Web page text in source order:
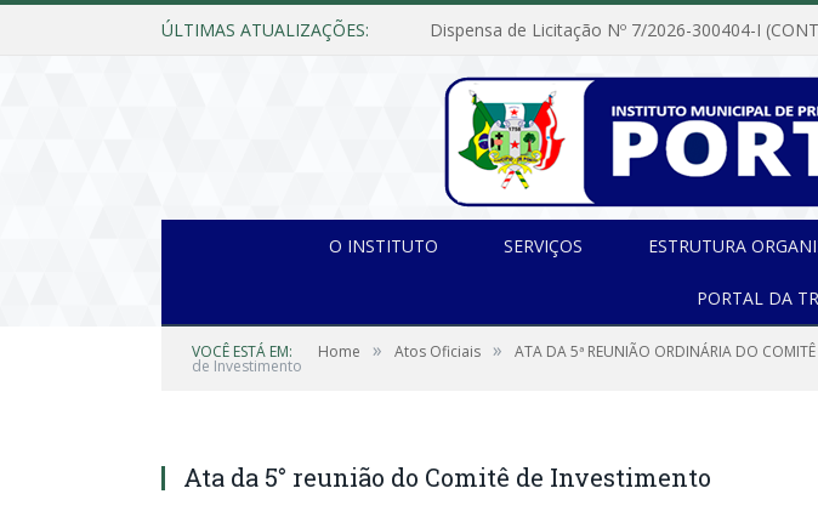
ÚLTIMAS ATUALIZAÇÕES:
O INSTITUTO SERVIÇOS ESTRUTURA
PORTAL DA
VOCÊ ESTÁ EM: Home » Atos Oficiais » ATA DA 5ª REUNIÃO ORDINÁRIA DO
de Investimento
Ata da 5° reunião do Comitê de Investimento